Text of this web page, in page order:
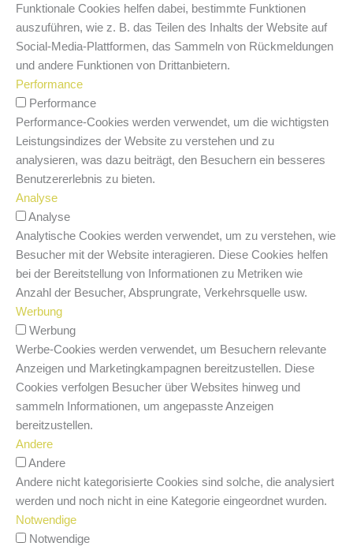
Funktionale Cookies helfen dabei, bestimmte Funktionen
auszuführen, wie z. B. das Teilen des Inhalts der Website auf
Social-Media-Plattformen, das Sammeln von Rückmeldungen
und andere Funktionen von Drittanbietern.
Performance
Performance
Performance-Cookies werden verwendet, um die wichtigsten
Leistungsindizes der Website zu verstehen und zu
analysieren, was dazu beiträgt, den Besuchern ein besseres
Benutzererlebnis zu bieten.
Analyse
Analyse
Analytische Cookies werden verwendet, um zu verstehen, wie
Besucher mit der Website interagieren. Diese Cookies helfen
bei der Bereitstellung von Informationen zu Metriken wie
Anzahl der Besucher, Absprungrate, Verkehrsquelle usw.
Werbung
Werbung
Werbe-Cookies werden verwendet, um Besuchern relevante
Anzeigen und Marketingkampagnen bereitzustellen. Diese
Cookies verfolgen Besucher über Websites hinweg und
sammeln Informationen, um angepasste Anzeigen
bereitzustellen.
Andere
Andere
Andere nicht kategorisierte Cookies sind solche, die analysiert
werden und noch nicht in eine Kategorie eingeordnet wurden.
Notwendige
Notwendige